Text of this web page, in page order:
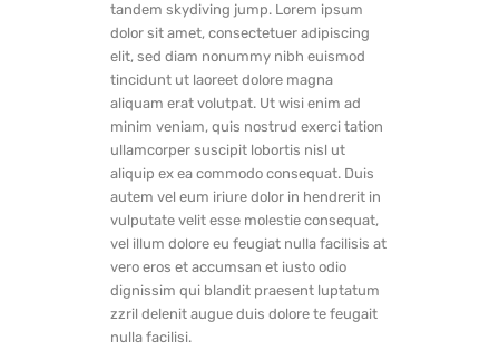
tandem skydiving jump. Lorem ipsum
dolor sit amet, consectetuer adipiscing
elit, sed diam nonummy nibh euismod
tincidunt ut laoreet dolore magna
aliquam erat volutpat. Ut wisi enim ad
minim veniam, quis nostrud exerci tation
ullamcorper suscipit lobortis nisl ut
aliquip ex ea commodo consequat. Duis
autem vel eum iriure dolor in hendrerit in
vulputate velit esse molestie consequat,
vel illum dolore eu feugiat nulla facilisis at
vero eros et accumsan et iusto odio
dignissim qui blandit praesent luptatum
zzril delenit augue duis dolore te feugait
nulla facilisi.